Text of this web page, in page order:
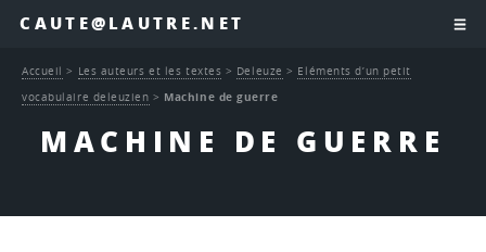
CAUTE@LAUTRE.NET
MACHINE DE GUERRE
Accueil > Les auteurs et les textes > Deleuze > Eléments d’un petit
vocabulaire deleuzien > Machine de guerre